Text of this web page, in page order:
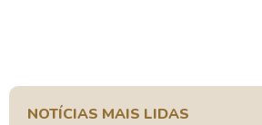
NOTÍCIAS MAIS LIDAS